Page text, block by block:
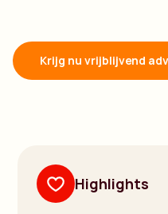
Krijg nu vrijblijvend
Highlights